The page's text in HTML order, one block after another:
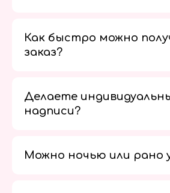
Как быстро можно
заказ?
Делаете
надписи?
Можно ночью или рано